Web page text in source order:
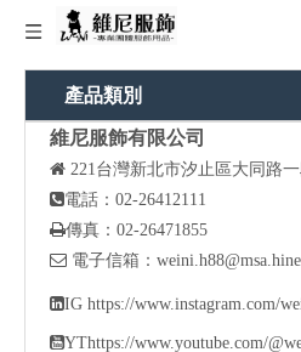
產品類別
維尼服飾有限公司
 221台灣新北市汐止區大同路
電話：02-26412111
傳真：02-26471855
 電子信箱：
IG https://www.instagram.com/
YThttps://www.youtube.com/